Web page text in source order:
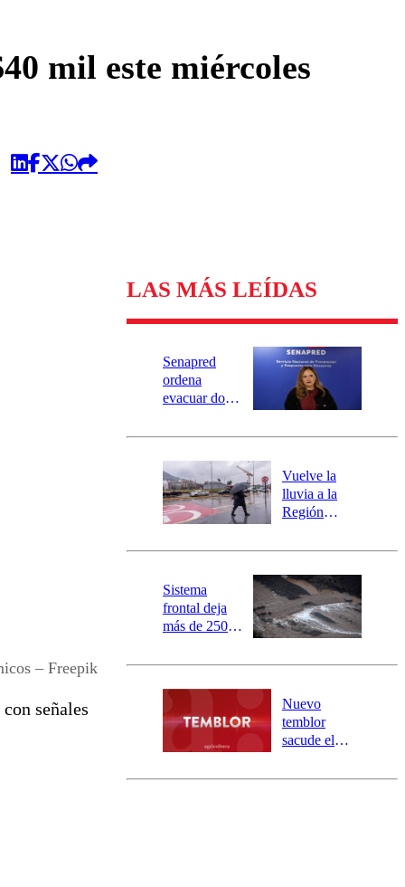
mil este miércoles
– Freepik
con señales
LAS MÁS LEÍDAS
Senapred
ordena
evacuar dos
Carahue por
río Damas:
activa
mensajería
SAE
Vuelve la
lluvia a la
Región
este es el
la DMC para
este viernes
Sistema
frontal deja
más de 250
y 317
aisladas entre
Valparaíso y
Los Ríos
Nuevo
temblor
sacude el
revisa la